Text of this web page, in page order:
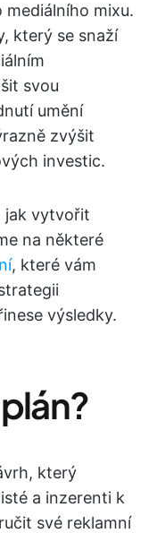
mixu.
který se snaží
svou
umění
zvýšit
investic.
jak vytvořit
na některé
, které vám
výsledky.
který
a inzerenti k
své reklamní